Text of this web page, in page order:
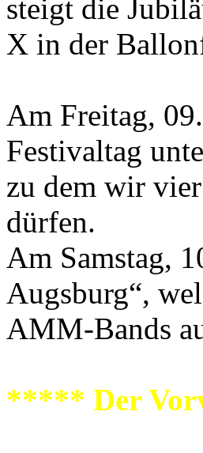
steigt die
X in der
Am Freitag,
Festivaltag
zu dem wir
dürfen.
Am Samstag,
Augsburg“,
AMM-Bands
***** Der